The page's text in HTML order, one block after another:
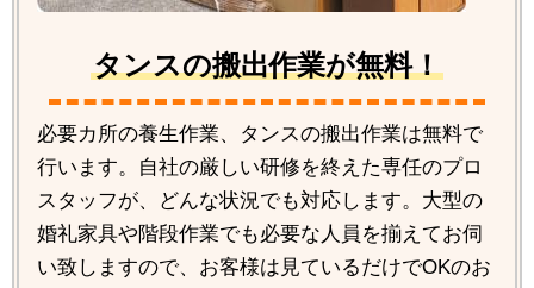
タンスの搬出作業が無料！
必要カ所の養生作業、タンスの搬出作業は無料で
行います。自社の厳しい研修を終えた専任のプロ
スタッフが、どんな状況でも対応します。大型の
婚礼家具や階段作業でも必要な人員を揃えてお伺
い致しますので、お客様は見ているだけでOKのお